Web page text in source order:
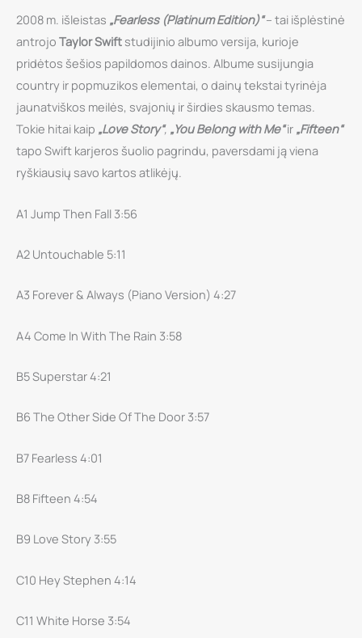
-
Taylor
Swift
Fearless
(Platinum
Edition)
2LP
2008 m. išleistas „Fearless (Platinum Edition)“– tai išplėstinė
antrojo Taylor Swiftstudijinio albumo versija, kurioje
pridėtos šešios papildomos dainos. Albume susijungia
country ir popmuzikos elementai, o dainų tekstai tyrinėja
jaunatviškos meilės, svajonių ir širdies skausmo temas.
Tokie hitai kaip „Love Story“, „You Belong with Me“ir „Fifteen“
tapo Swift karjeros šuolio pagrindu, paversdami ją viena
ryškiausių savo kartos atlikėjų.
A1 Jump Then Fall 3:56
A2 Untouchable 5:11
A3 Forever & Always (Piano Version) 4:27
A4 Come In With The Rain 3:58
B5 Superstar 4:21
B6 The Other Side Of The Door 3:57
B7 Fearless 4:01
B8 Fifteen 4:54
B9 Love Story 3:55
C10 Hey Stephen 4:14
C11 White Horse 3:54